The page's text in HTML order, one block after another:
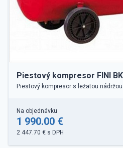
Piestový kompresor FINI
Piestový kompresor s ležatou nádržou
Na objednávku
1 990.00 €
2 447.70 € s DPH